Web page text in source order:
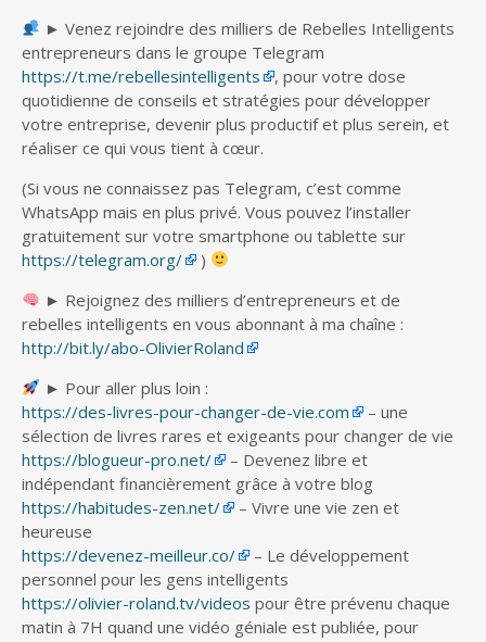
► Venez rejoindre des milliers de Rebelles Intelligents
entrepreneurs dans le groupe Telegram
https://t.me/rebellesintelligents
, pour votre dose
quotidienne de conseils et stratégies pour développer
votre entreprise, devenir plus productif et plus serein, et
réaliser ce qui vous tient à cœur.
(Si vous ne connaissez pas Telegram, c’est comme
WhatsApp mais en plus privé. Vous pouvez l’installer
gratuitement sur votre smartphone ou tablette sur
https://telegram.org/
)
► Rejoignez des milliers d’entrepreneurs et de
rebelles intelligents en vous abonnant à ma chaîne :
http://bit.ly/abo-OlivierRoland
► Pour aller plus loin :
https://des-livres-pour-changer-de-vie.com
– une
sélection de livres rares et exigeants pour changer de vie
https://blogueur-pro.net/
– Devenez libre et
indépendant financièrement grâce à votre blog
https://habitudes-zen.net/
– Vivre une vie zen et
heureuse
https://devenez-meilleur.co/
– Le développement
personnel pour les gens intelligents
https://olivier-roland.tv/videos pour être prévenu chaque
matin à 7H quand une vidéo géniale est publiée, pour